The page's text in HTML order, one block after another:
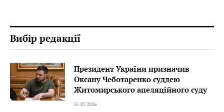
Вибір редакції
Президент України призначив
Оксану Чеботаренко суддею
Житомирського апеляційного суду
31.07.2026